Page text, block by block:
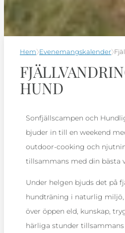
Hem Evenemangskalender
HUND
Sonfjällscampen och
bjuder in till en weekend
outdoor-cooking och
tillsammans med din bästa
Under helgen bjuds det på
hundträning i naturlig
över öppen eld, kunskap,
härliga stunder tillsammans